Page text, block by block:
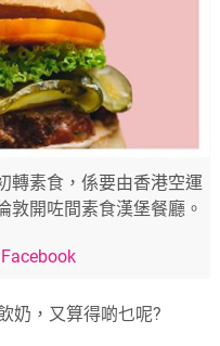
轉素食，係要由香港空運
敦開咗間素食漢堡餐廳。
奶，又算得啲乜呢?